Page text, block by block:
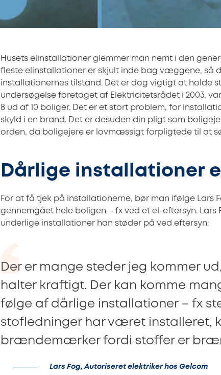
Husets elinstallationer glemmer man nemt i den
fleste elinstallationer er skjult inde bag væggene, så
installationernes tilstand. Det er dog vigtigt at holde
undersøgelse foretaget af Elektricitetsrådet i 2003,
8 ud af 10 boliger. Det er et stort problem, for
skyld i en brand. Det er desuden din pligt som
orden, da boligejere er lovmæssigt forpligtede til at
Dårlige installationer
For at få tjek på installationerne, bør man ifølge Lars
gennemgået hele boligen – fx ved et el-eftersyn.
underlige installationer han støder på ved eftersyn:
Der er mange steder jeg kommer
halter kraftigt. Der kan komme
følge af dårlige installationer – fx
stofledninger har været installeret,
brændemærker fordi stoffer er
Lars Fog, Autoriseret elektriker hos Gelcom